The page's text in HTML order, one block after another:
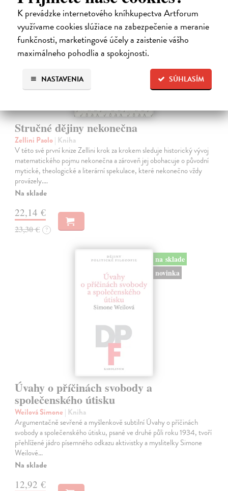
K prevádzke internetového kníhkupectva Artforum
využívame cookies slúžiace na zabezpečenie a meranie
funkčnosti, marketingové účely a zaistenie vášho
maximálneho pohodlia a spokojnosti.
SÚHLASÍM
NASTAVENIA
na sklade
novinka
Stručné dějiny nekonečna
Zellini Paolo| Kniha
V této své první knize Zellini krok za krokem sleduje historický vývoj
matematického pojmu nekonečna a zároveň jej obohacuje o původní
mytické, theologické a literární spekulace, které nekonečno vždy
provázely.…
Na sklade
22,14 €
23,30 € ?
na sklade
novinka
Úvahy o příčinách svobody a
společenského útisku
Weilová Simone | Kniha
Argumentačně sevřené a myšlenkově subtilní Úvahy o příčinách
svobody a společenského útisku, psané ve druhé půli roku 1934, tvoří
přehlížené jádro písemného odkazu aktivistky a myslitelky Simone
Weilové…
Na sklade
12,92 €